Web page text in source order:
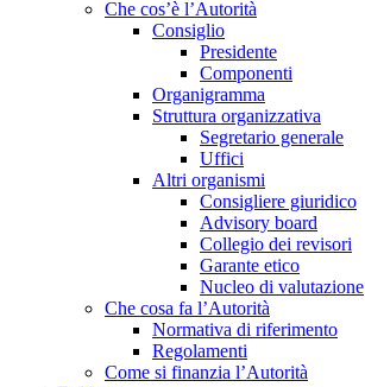
Che cos’è l’Autorità
Consiglio
Presidente
Componenti
Organigramma
Struttura organizzativa
Segretario generale
Uffici
Altri organismi
Consigliere giuridico
Advisory board
Collegio dei revisori
Garante etico
Nucleo di valutazione
Che cosa fa l’Autorità
Normativa di riferimento
Regolamenti
Come si finanzia l’Autorità